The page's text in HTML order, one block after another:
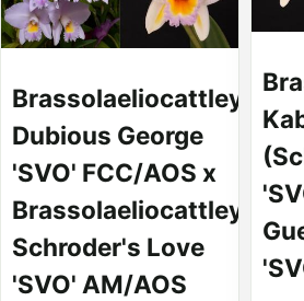
Brassolaeliocattleya
Dubious George
'SVO' FCC/AOS x
Brassolaeliocattleya
Schroder's Love
'SVO' AM/AOS